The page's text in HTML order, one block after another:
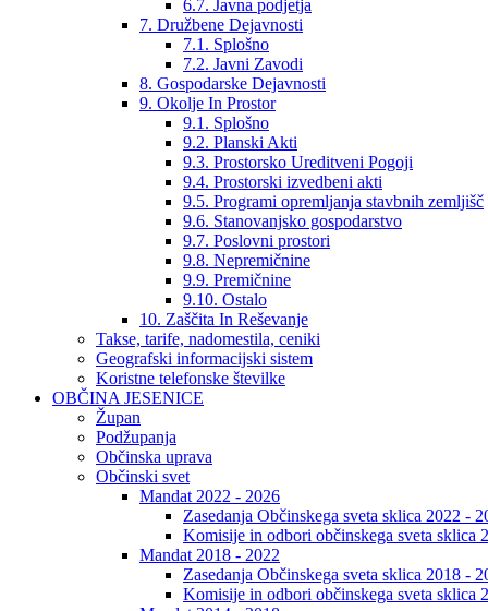
6.7. Javna podjetja
7. Družbene Dejavnosti
7.1. Splošno
7.2. Javni Zavodi
8. Gospodarske Dejavnosti
9. Okolje In Prostor
9.1. Splošno
9.2. Planski Akti
9.3. Prostorsko Ureditveni Pogoji
9.4. Prostorski izvedbeni akti
9.5. Programi opremljanja stavbnih zemljišč
9.6. Stanovanjsko gospodarstvo
9.7. Poslovni prostori
9.8. Nepremičnine
9.9. Premičnine
9.10. Ostalo
10. Zaščita In Reševanje
Takse, tarife, nadomestila, ceniki
Geografski informacijski sistem
Koristne telefonske številke
OBČINA JESENICE
Župan
Podžupanja
Občinska uprava
Občinski svet
Mandat 2022 - 2026
Zasedanja Občinskega sveta sklica 2022 -
Komisije in odbori občinskega sveta sklica
Mandat 2018 - 2022
Zasedanja Občinskega sveta sklica 2018 -
Komisije in odbori občinskega sveta sklica